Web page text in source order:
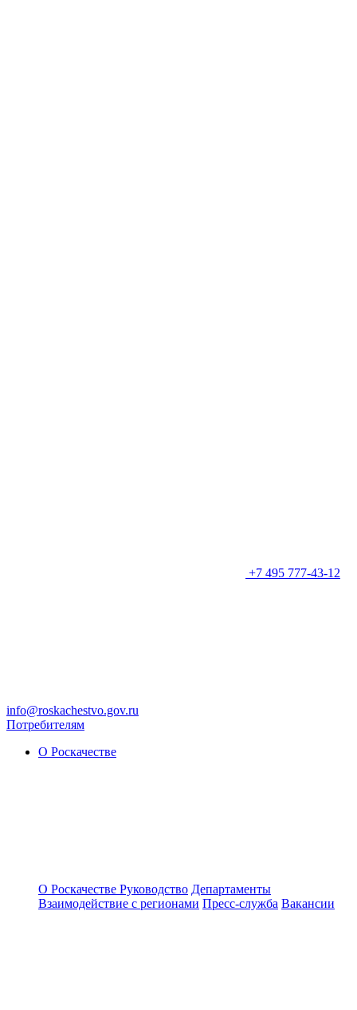
+7 495 777-43-12
info@roskachestvo.gov.ru
Потребителям
О Роскачестве
О Роскачестве Руководство Департаменты
Взаимодействие с регионами Пресс-служба Вакансии